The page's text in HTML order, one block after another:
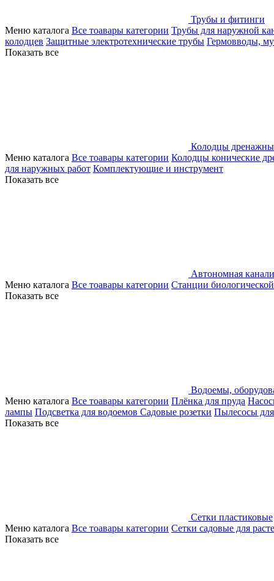
Трубы и фитинги
Меню каталога Все тоавары категории Трубы для наружной
колодцев Защитные электротехнические трубы Гермовводы,
Показать все
Колодцы
Меню каталога Все тоавары категории Колодцы конические
для наружных работ Комплектующие и инструмент
Показать все
Автономная
Меню каталога Все тоавары категории Станции
Показать все
Водоемы,
Меню каталога Все тоавары категории Плёнка для пруда
лампы Подсветка для водоемов Садовые розетки Пылесосы
Показать все
Сетки пластиковые
Меню каталога Все тоавары категории Сетки садовые для
Показать все